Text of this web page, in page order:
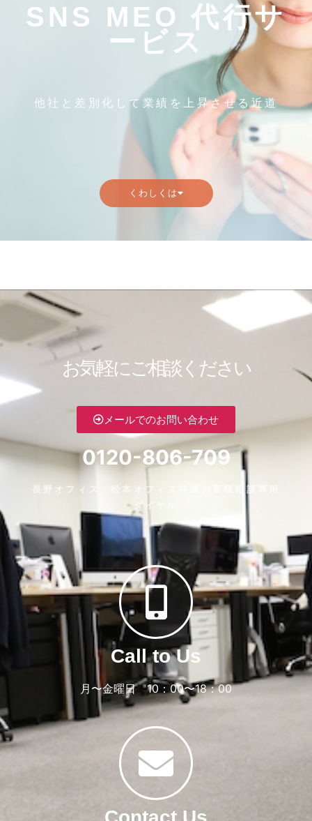
SNS MEO 代行サ
ービス
他社と差別化して業績を上昇させる近道
くわしくは
お気軽にご相談ください
メールでのお問い合わせ
0120-806-709
長野オフィス・松本オフィス共通お客様相談専用
ダイヤル
Call to Us
月〜金曜日 10：00〜18：00